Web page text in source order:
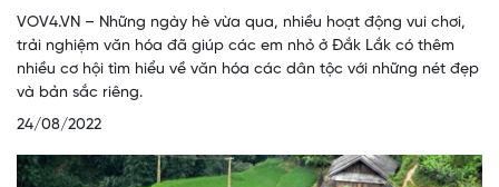
VOV4.VN – Những ngày hè vừa qua, nhiều hoạt động vui chơi,
trải nghiệm văn hóa đã giúp các em nhỏ ở Đắk Lắk có thêm
nhiều cơ hội tìm hiểu về văn hóa các dân tộc với những nét đẹp
và bản sắc riêng.
24/08/2022